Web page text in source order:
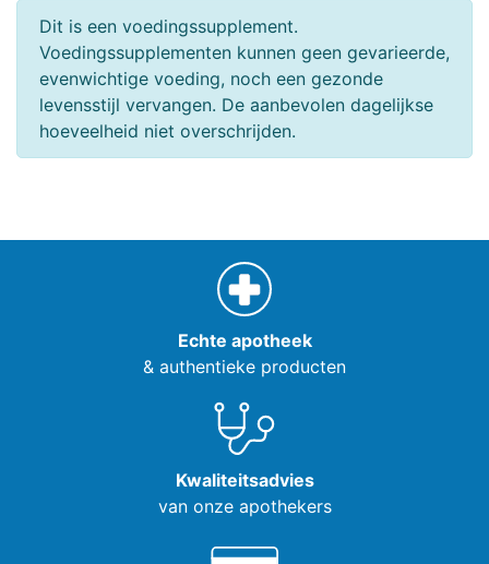
Dit is een voedingssupplement.
Voedingssupplementen kunnen geen gevarieerde,
evenwichtige voeding, noch een gezonde
levensstijl vervangen. De aanbevolen dagelijkse
hoeveelheid niet overschrijden.
Echte apotheek
& authentieke producten
Kwaliteitsadvies
van onze apothekers